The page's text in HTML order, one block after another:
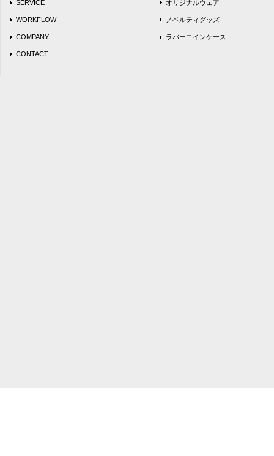
SERVICE
WORKFLOW
COMPANY
CONTACT
オリジナルウェア
ノベルティグッズ
ラバーコインケース